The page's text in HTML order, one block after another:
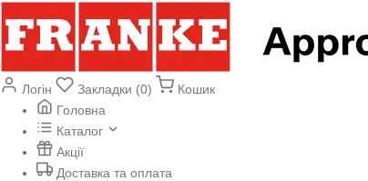
Логін Закладки (0)
Кошик
Головна
Каталог
Акції
Доставка та оплата